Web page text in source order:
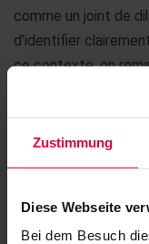
Zustimmung
Diese Webseite
Bei dem Besuch
comme un joint de
d’identifier
ce contexte, on
Les joints de
sont retaillés et
obtenir une